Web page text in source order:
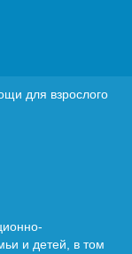
для взрослого
и детей, в том